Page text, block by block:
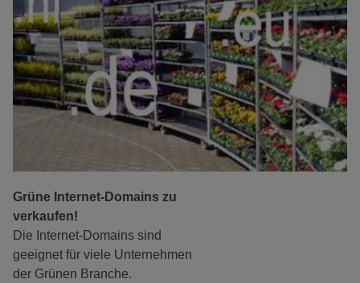
Grüne Internet-Domains zu
verkaufen!
Die Internet-Domains sind
geeignet für viele Unternehmen
der Grünen Branche.